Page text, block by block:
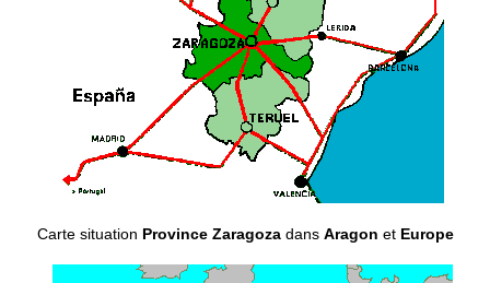
Carte situation Province Zaragozadans Aragon et Europe